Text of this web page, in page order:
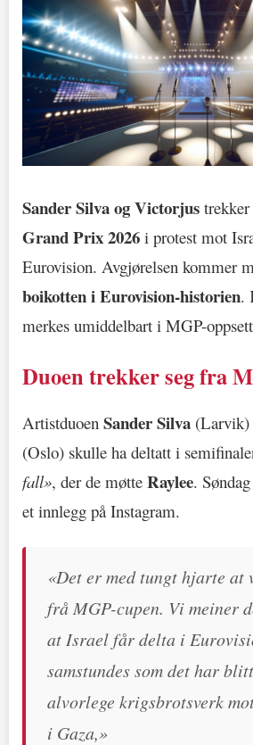
Sander Silva og Victorjus
Grand Prix 2026 i protest mot
Eurovision. Avgjørelsen kommer
boikotten i Eurovision-historien.
merkes umiddelbart i MGP-
Duoen trekker seg fra
Artistduoen Sander Silva (Larvik)
(Oslo) skulle ha deltatt i
fall», der de møtte Raylee.
et innlegg på Instagram.
«Det er med tungt hjarte at
frå MGP-cupen. Vi meiner
at Israel får delta i
samstundes som det har
alvorlege krigsbrotsverk
i Gaza,»